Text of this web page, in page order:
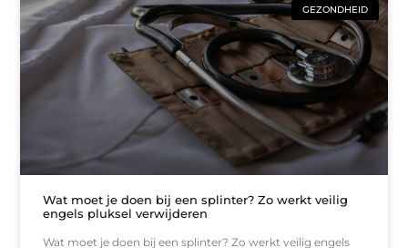
GEZONDHEID
Wat moet je doen bij een splinter? Zo werkt veilig
engels pluksel verwijderen
Wat moet je doen bij een splinter? Zo werkt veilig engels